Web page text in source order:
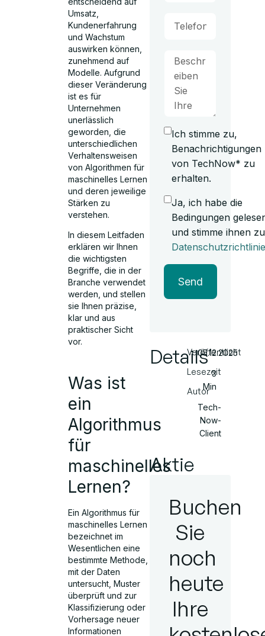
Umsatz,
Kundenerfahrung
und Wachstum
auswirken können,
zunehmend auf
Modelle. Aufgrund
dieser Veränderung
ist es für
Unternehmen
unerlässlich
geworden, die
unterschiedlichen
Verhaltensweisen
von Algorithmen für
maschinelles Lernen
und deren jeweilige
Stärken zu
verstehen.
In diesem Leitfaden
erklären wir Ihnen
die wichtigsten
Begriffe, die in der
Branche verwendet
werden, und stellen
sie Ihnen präzise,
klar und aus
praktischer Sicht
vor.
Was ist
ein
Algorithmus
für
maschinelles
Lernen?
Ein Algorithmus für
maschinelles Lernen
bezeichnet im
Wesentlichen eine
bestimmte Methode,
mit der Daten
untersucht, Muster
überprüft und zur
Klassifizierung oder
Vorhersage neuer
Informationen
Ich stimme zu,
Benachrichtigungen
von TechNow* zu
erhalten.
Ja, ich habe die
Bedingungen
und stimme ihnen
Datenschutzrichtlinie
Send
DetailsVeröffentlicht
Lesezeit
Autor
05.12.2025
3
Min
Tech-
Now-
Client
Aktie
Buchen
Sie
noch
heute
Ihre